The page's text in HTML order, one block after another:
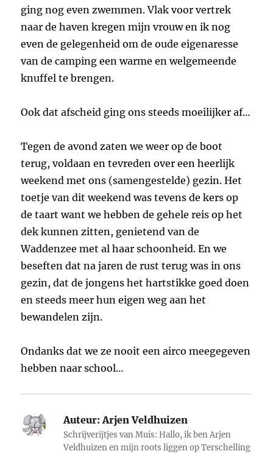
ging nog even zwemmen. Vlak voor vertrek
naar de haven kregen mijn vrouw en ik nog
even de gelegenheid om de oude eigenaresse
van de camping een warme en welgemeende
knuffel te brengen.
Ook dat afscheid ging ons steeds moeilijker af…
Tegen de avond zaten we weer op de boot
terug, voldaan en tevreden over een heerlijk
weekend met ons (samengestelde) gezin. Het
toetje van dit weekend was tevens de kers op
de taart want we hebben de gehele reis op het
dek kunnen zitten, genietend van de
Waddenzee met al haar schoonheid. En we
beseften dat na jaren de rust terug was in ons
gezin, dat de jongens het hartstikke goed doen
en steeds meer hun eigen weg aan het
bewandelen zijn.
Ondanks dat we ze nooit een airco meegegeven
hebben naar school…
Auteur:Arjen Veldhuizen
Schrijverijtjes van Muis: Hallo, ik ben Arjen
Veldhuizen en mijn roots liggen op Terschelling